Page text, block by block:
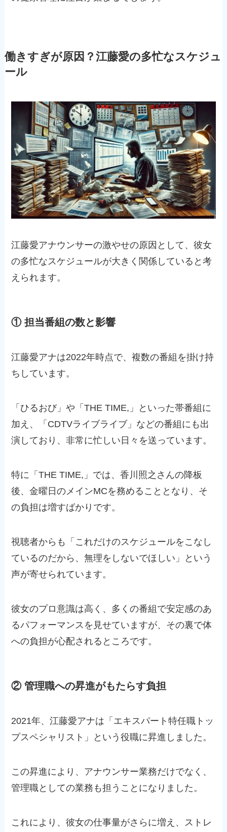
働きすぎが原因？江藤愛の多忙なスケジュ
ール
江藤愛アナウンサーの激やせの原因として、彼女
の多忙なスケジュールが大きく関係していると考
えられます。
① 担当番組の数と影響
江藤愛アナは2022年時点で、複数の番組を掛け持
ちしています。
「ひるおび」や「THE TIME,」といった帯番組に
加え、「CDTVライブライブ」などの番組にも出
演しており、非常に忙しい日々を送っています。
特に「THE TIME,」では、香川照之さんの降板
後、金曜日のメインMCを務めることとなり、そ
の負担は増すばかりです。
視聴者からも「これだけのスケジュールをこなし
ているのだから、無理をしないでほしい」という
声が寄せられています。
彼女のプロ意識は高く、多くの番組で安定感のあ
るパフォーマンスを見せていますが、その裏で体
への負担が心配されるところです。
② 管理職への昇進がもたらす負担
2021年、江藤愛アナは「エキスパート特任職トッ
プスペシャリスト」という役職に昇進しました。
この昇進により、アナウンサー業務だけでなく、
管理職としての業務も担うことになりました。
これにより、彼女の仕事量がさらに増え、ストレ